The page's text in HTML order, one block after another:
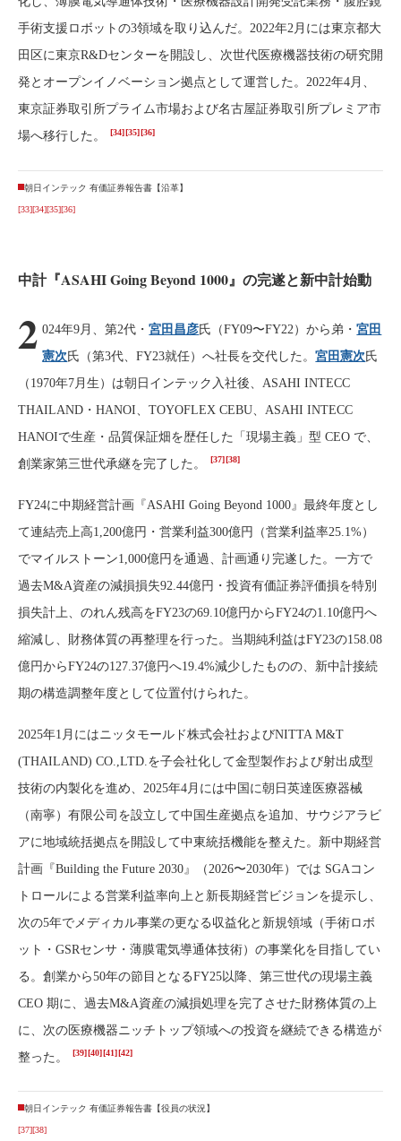
手術支援ロボットの3領域を取り込んだ。2022年2月には東京都大
田区に東京R&Dセンターを開設し、次世代医療機器技術の研究開
発とオープンイノベーション拠点として運営した。2022年4月、
東京証券取引所プライム市場および名古屋証券取引所プレミア市
場へ移行した。
[34][35][36]
朝日インテック 有価証券報告書【沿革】
[33][34][35][36]
中計『ASAHI Going Beyond 1000』の完遂と新中計始動
2 024年9月、第2代・宮田昌彦氏（FY09〜FY22）から弟・宮田
憲次 氏（第3代、FY23就任）へ社長を交代した。宮田憲次 氏
（1970年7月生）は朝日インテック入社後、ASAHI INTECC
THAILAND・HANOI、TOYOFLEX CEBU、ASAHI INTECC
HANOIで生産・品質保証畑を歴任した「現場主義」型 CEO で、
創業家第三世代承継を完了した。
[37][38]
FY24に中期経営計画『ASAHI Going Beyond 1000』最終年度とし
て連結売上高1,200億円・営業利益300億円（営業利益率25.1%）
でマイルストーン1,000億円を通過、計画通り完遂した。一方で
過去M&A資産の減損損失92.44億円・投資有価証券評価損を特別
損失計上、のれん残高をFY23の69.10億円からFY24の1.10億円へ
縮減し、財務体質の再整理を行った。当期純利益はFY23の158.08
億円からFY24の127.37億円へ19.4%減少したものの、新中計接続
期の構造調整年度として位置付けられた。
2025年1月にはニッタモールド株式会社およびNITTA M&T
(THAILAND) CO.,LTD.を子会社化して金型製作および射出成型
技術の内製化を進め、2025年4月には中国に朝日英達医療器械
（南寧）有限公司を設立して中国生産拠点を追加、サウジアラビ
アに地域統括拠点を開設して中東統括機能を整えた。新中期経営
計画『Building the Future 2030』（2026〜2030年）では SGAコン
トロールによる営業利益率向上と新長期経営ビジョンを提示し、
次の5年でメディカル事業の更なる収益化と新規領域（手術ロボ
ット・GSRセンサ・薄膜電気導通体技術）の事業化を目指してい
る。創業から50年の節目となるFY25以降、第三世代の現場主義
CEO 期に、過去M&A資産の減損処理を完了させた財務体質の上
に、次の医療機器ニッチトップ領域への投資を継続できる構造が
整った。
[39][40][41][42]
朝日インテック 有価証券報告書【役員の状況】
[37][38]